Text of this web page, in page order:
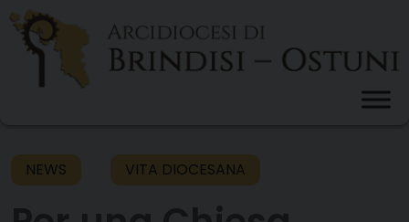
Skip
content
NEWS VITA DIOCESANA